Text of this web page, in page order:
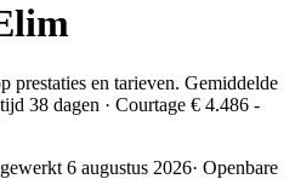
prestaties en tarieven. Gemiddelde
38 dagen · Courtage € 4.486 -
6 augustus 2026· Openbare